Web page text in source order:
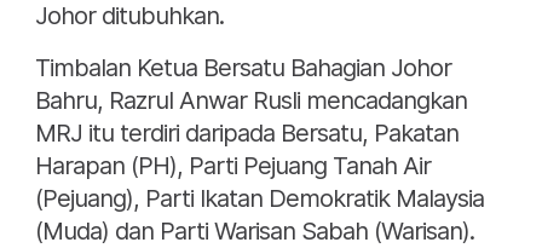
Johor ditubuhkan.
Timbalan Ketua Bersatu Bahagian Johor
Bahru, Razrul Anwar Rusli mencadangkan
MRJ itu terdiri daripada Bersatu, Pakatan
Harapan (PH), Parti Pejuang Tanah Air
(Pejuang), Parti Ikatan Demokratik Malaysia
(Muda) dan Parti Warisan Sabah (Warisan).